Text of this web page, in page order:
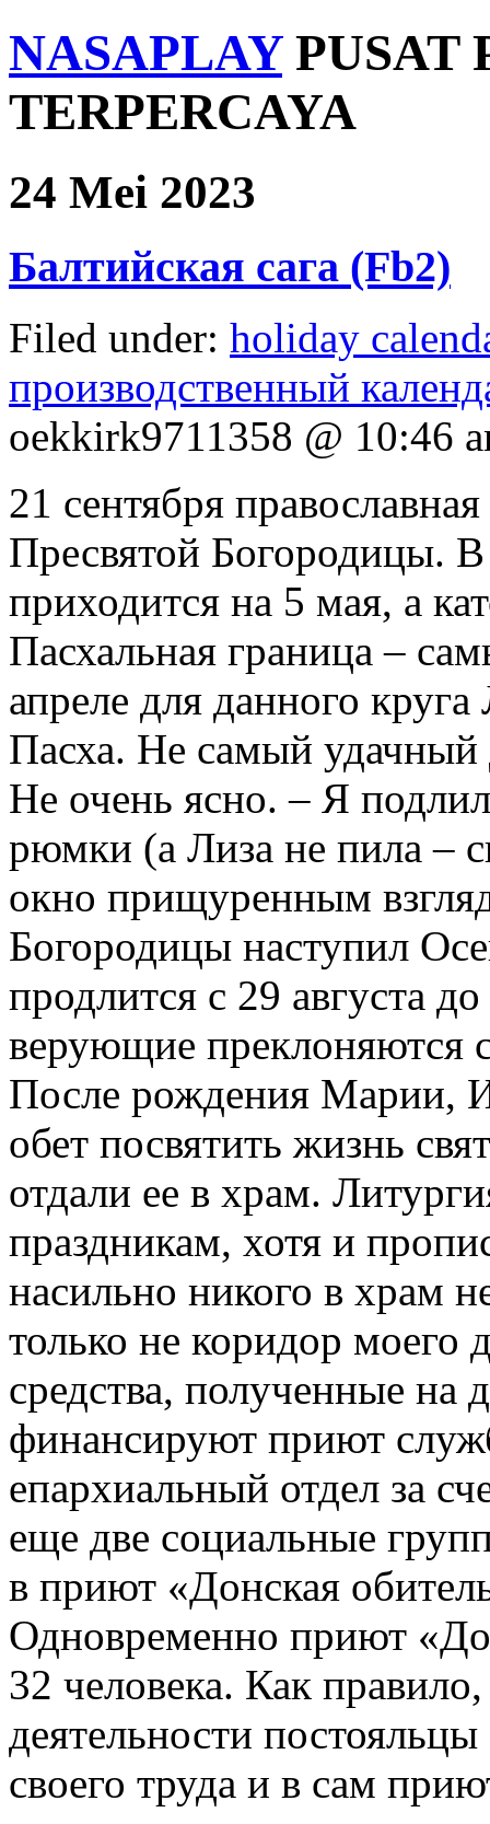
NASAPLAY PUSAT
TERPERCAYA
24 Mei 2023
Балтийская сага (Fb2)
Filed under: holiday
производственный
oekkirk9711358 @ 10:46
21 сентября
Пресвятой Богородицы. В
приходится на 5 мая, а
Пасхальная граница –
апреле для данного
Пасха. Не самый удачный
Не очень ясно. – Я
рюмки (а Лиза не пила –
окно прищуренным
Богородицы наступил
продлится с 29 августа
верующие преклоняются
После рождения Марии,
обет посвятить жизнь
отдали ее в храм.
праздникам, хотя и
насильно никого в храм
только не коридор моего
средства, полученные на
финансируют приют
епархиальный отдел за
еще две социальные
в приют «Донская
Одновременно приют
32 человека. Как
деятельности
своего труда и в сам